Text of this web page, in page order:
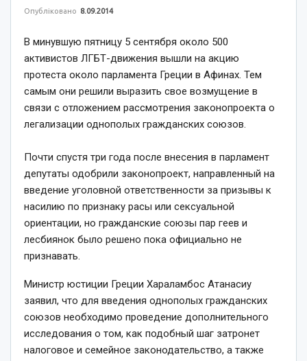
Опубліковано 8.09.2014
В минувшую пятницу 5 сентября около 500
активистов ЛГБТ-движения вышли на акцию
протеста около парламента Греции в Афинах. Тем
самым они решили выразить свое возмущение в
связи с отложением рассмотрения законопроекта о
легализации однополых гражданских союзов.
Почти спустя три года после внесения в парламент
депутаты одобрили законопроект, направленный на
введение уголовной ответственности за призывы к
насилию по признаку расы или сексуальной
ориентации, но гражданские союзы пар геев и
лесбиянок было решено пока официально не
признавать.
Министр юстиции Греции Хараламбос Атанасиу
заявил, что для введения однополых гражданских
союзов необходимо проведение дополнительного
исследования о том, как подобный шаг затронет
налоговое и семейное законодательство, а также